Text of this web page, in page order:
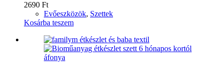
2690 Ft
Evőeszközök, Szettek
Kosárba teszem